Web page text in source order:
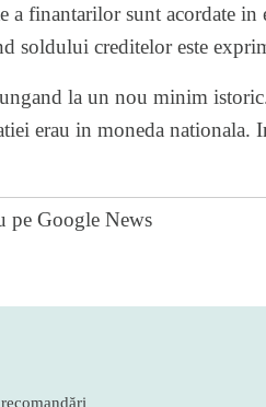
finantarilor sunt acordate in
soldului creditelor este
la un nou minim
erau in moneda nationala.
pe Google News